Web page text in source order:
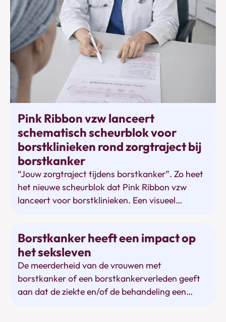
Pink Ribbon vzw lanceert
schematisch scheurblok voor
borstklinieken rond zorgtraject bij
borstkanker
“Jouw zorgtraject tijdens borstkanker”. Zo heet
het nieuwe scheurblok dat Pink Ribbon vzw
lanceert voor borstklinieken. Een visueel
personaliseren waar nodig met aantekeningen.
Vanaf deze week gaan ze in gebruik.
Borstkanker heeft een impact op
het seksleven
De meerderheid van de vrouwen met
borstkanker of een borstkankerverleden geeft
aan dat de ziekte en/of de behandeling een